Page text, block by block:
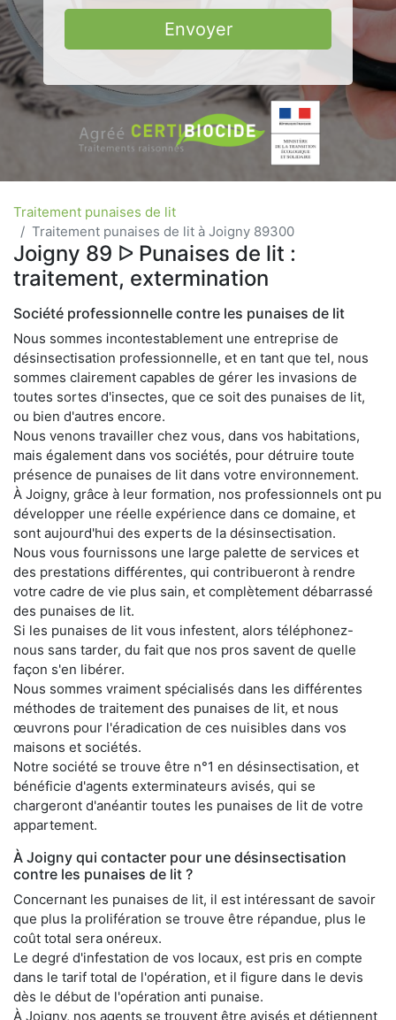
Envoyer
Traitement punaises de lit
Traitement punaises de lit à Joigny 89300
Joigny 89 ᐅ Punaises de lit :
traitement, extermination
Société professionnelle contre les punaises de lit
Nous sommes incontestablement une entreprise de
désinsectisation professionnelle, et en tant que tel, nous
sommes clairement capables de gérer les invasions de
toutes sortes d'insectes, que ce soit des punaises de lit,
ou bien d'autres encore.
Nous venons travailler chez vous, dans vos habitations,
mais également dans vos sociétés, pour détruire toute
présence de punaises de lit dans votre environnement.
À Joigny, grâce à leur formation, nos professionnels ont pu
développer une réelle expérience dans ce domaine, et
sont aujourd'hui des experts de la désinsectisation.
Nous vous fournissons une large palette de services et
des prestations différentes, qui contribueront à rendre
votre cadre de vie plus sain, et complètement débarrassé
des punaises de lit.
Si les punaises de lit vous infestent, alors téléphonez-
nous sans tarder, du fait que nos pros savent de quelle
façon s'en libérer.
Nous sommes vraiment spécialisés dans les différentes
méthodes de traitement des punaises de lit, et nous
œuvrons pour l'éradication de ces nuisibles dans vos
maisons et sociétés.
Notre société se trouve être n°1 en désinsectisation, et
bénéficie d'agents exterminateurs avisés, qui se
chargeront d'anéantir toutes les punaises de lit de votre
appartement.
À Joigny qui contacter pour une désinsectisation
contre les punaises de lit ?
Concernant les punaises de lit, il est intéressant de savoir
que plus la prolifération se trouve être répandue, plus le
coût total sera onéreux.
Le degré d'infestation de vos locaux, est pris en compte
dans le tarif total de l'opération, et il figure dans le devis
dès le début de l'opération anti punaise.
À Joigny, nos agents se trouvent être avisés et détiennent